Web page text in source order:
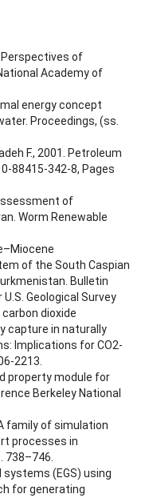
Perspectives of
Academy of
energy concept
Proceedings, (ss.
F., 2001. Petroleum
88415-342-8, Pages
of
Worm Renewable
of the South Caspian
Bulletin
Geological Survey
carbon dioxide
capture in naturally
Implications for CO2-
2213.
property module for
Berkeley National
family of simulation
processes in
738–746.
systems (EGS) using
for generating